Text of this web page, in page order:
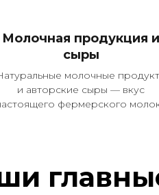
Молочная продукция и
сыры
молочные
и авторские сыры — вкус
фермерского